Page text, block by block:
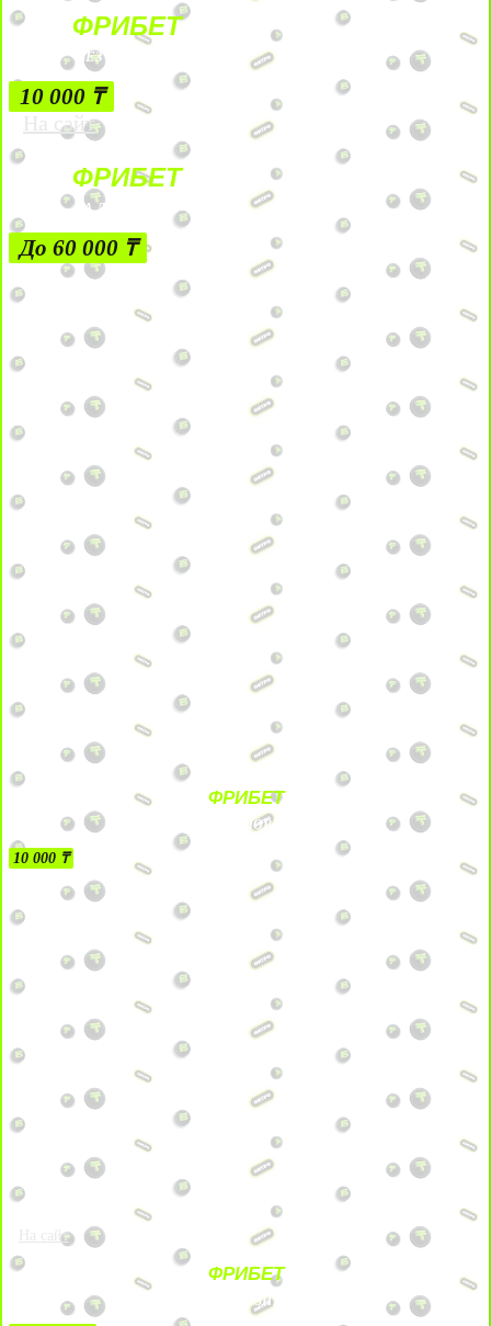
ФРИБЕТ
БЕЗ УСЛОВИЙ
10 000 ₸
На сайт
ФРИБЕТ
ЗА ДЕПОЗИТЫ
До 60 000 ₸
ФРИБЕТ
БЕЗ УСЛОВИЙ
10 000 ₸
На сайт
ФРИБЕТ
ЗА ДЕПОЗИТЫ